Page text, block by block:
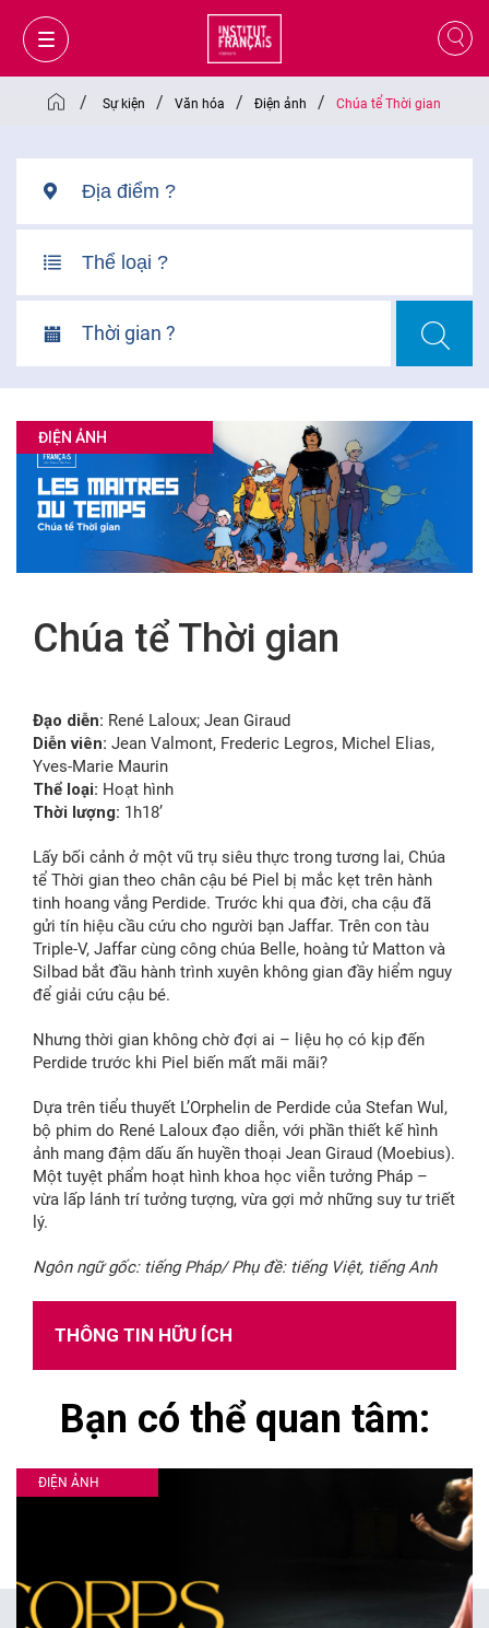
VI
VI
FR
/ Sự kiện / Văn hóa / Điện ảnh / Chúa tể Thời gian
Thời gian ?
ĐIỆN ẢNH
Chúa tể Thời gian
Đạo diễn: René Laloux; Jean Giraud
Diễn viên: Jean Valmont, Frederic Legros, Michel Elias,
Yves-Marie Maurin
Thể loại: Hoạt hình
Thời lượng: 1h18’
Lấy bối cảnh ở một vũ trụ siêu thực trong tương lai, Chúa
tể Thời gian theo chân cậu bé Piel bị mắc kẹt trên hành
tinh hoang vắng Perdide. Trước khi qua đời, cha cậu đã
gửi tín hiệu cầu cứu cho người bạn Jaffar. Trên con tàu
Triple-V, Jaffar cùng công chúa Belle, hoàng tử Matton và
Silbad bắt đầu hành trình xuyên không gian đầy hiểm nguy
để giải cứu cậu bé.
Nhưng thời gian không chờ đợi ai – liệu họ có kịp đến
Perdide trước khi Piel biến mất mãi mãi?
Dựa trên tiểu thuyết L’Orphelin de Perdide của Stefan Wul,
bộ phim do René Laloux đạo diễn, với phần thiết kế hình
ảnh mang đậm dấu ấn huyền thoại Jean Giraud (Moebius).
Một tuyệt phẩm hoạt hình khoa học viễn tưởng Pháp –
vừa lấp lánh trí tưởng tượng, vừa gợi mở những suy tư triết
lý.
Ngôn ngữ gốc: tiếng Pháp/ Phụ đề: tiếng Việt, tiếng Anh
THÔNG TIN HỮU ÍCH
Bạn có thể quan tâm:
ĐIỆN ẢNH